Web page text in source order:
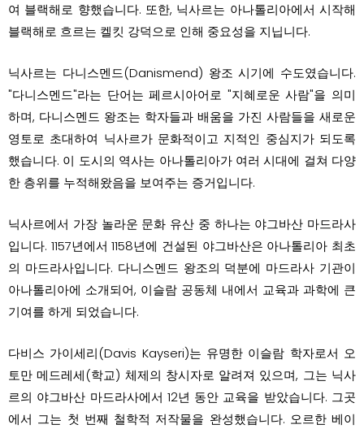
여 블랙해로 향했습니다. 또한, 닉사르는 아나톨리아에서 시작해
블랙해로 흐르는 켈킷 강덕으로 인해 중요성을 지닙니다.
닉사르는 다니스멘드(Danismend) 왕조 시기에 수도였습니다.
"다니스멘드"라는 단어는 페르시아어로 "지혜로운 사람"을 의미
하며, 다니스멘드 왕조는 학자들과 배움을 가진 사람들을 새로운
영토로 초대하여 닉사르가 문화적이고 지적인 중심지가 되도록
했습니다. 이 도시의 역사는 아나톨리아가 여러 시대에 걸쳐 다양
한 층위를 누적해왔음을 보여주는 증거입니다.
닉사르에서 가장 놀라운 문화 유산 중 하나는 야그바산 마드라사
입니다. 1157년에서 1158년에 건설된 야그바산은 아나톨리아 최초
의 마드라사입니다. 다니스멘드 왕조의 덕분에 마드라사 기관이
아나톨리아에 소개되어, 이슬람 공동체 내에서 교육과 과학에 큰
기여를 하게 되었습니다.
다비스 가이세리(Davis Kayseri)는 유명한 이슬람 학자로서 오
토만 메드레세(학교) 체제의 창시자로 알려져 있으며, 그는 닉사
르의 야그바산 마드라사에서 12년 동안 교육을 받았습니다. 그곳
에서 그는 첫 번째 철학적 저작물을 완성했습니다. 오르한 베이